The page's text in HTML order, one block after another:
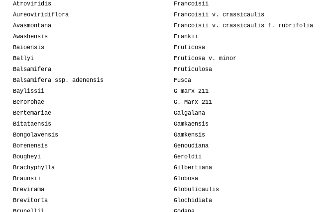
Atroviridis
Aureoviridiflora
Avasmontana
Awashensis
Baioensis
Ballyi
Balsamifera
Balsamifera ssp. adenensis
Baylissii
Berorohae
Bertemariae
Bitataensis
Bongolavensis
Borenensis
Bougheyi
Brachyphylla
Braunsii
Brevirama
Brevitorta
Francoisii
Francoisii v. crassicaulis
Francoisii v. crassicaulis f. rubrifolia
Frankii
Fruticosa
Fruticosa v. minor
Fruticulosa
Fusca
G marx 211
G. Marx 211
Galgalana
Gamkaensis
Gamkensis
Genoudiana
Geroldii
Gilbertiana
Globosa
Globulicaulis
Glochidiata